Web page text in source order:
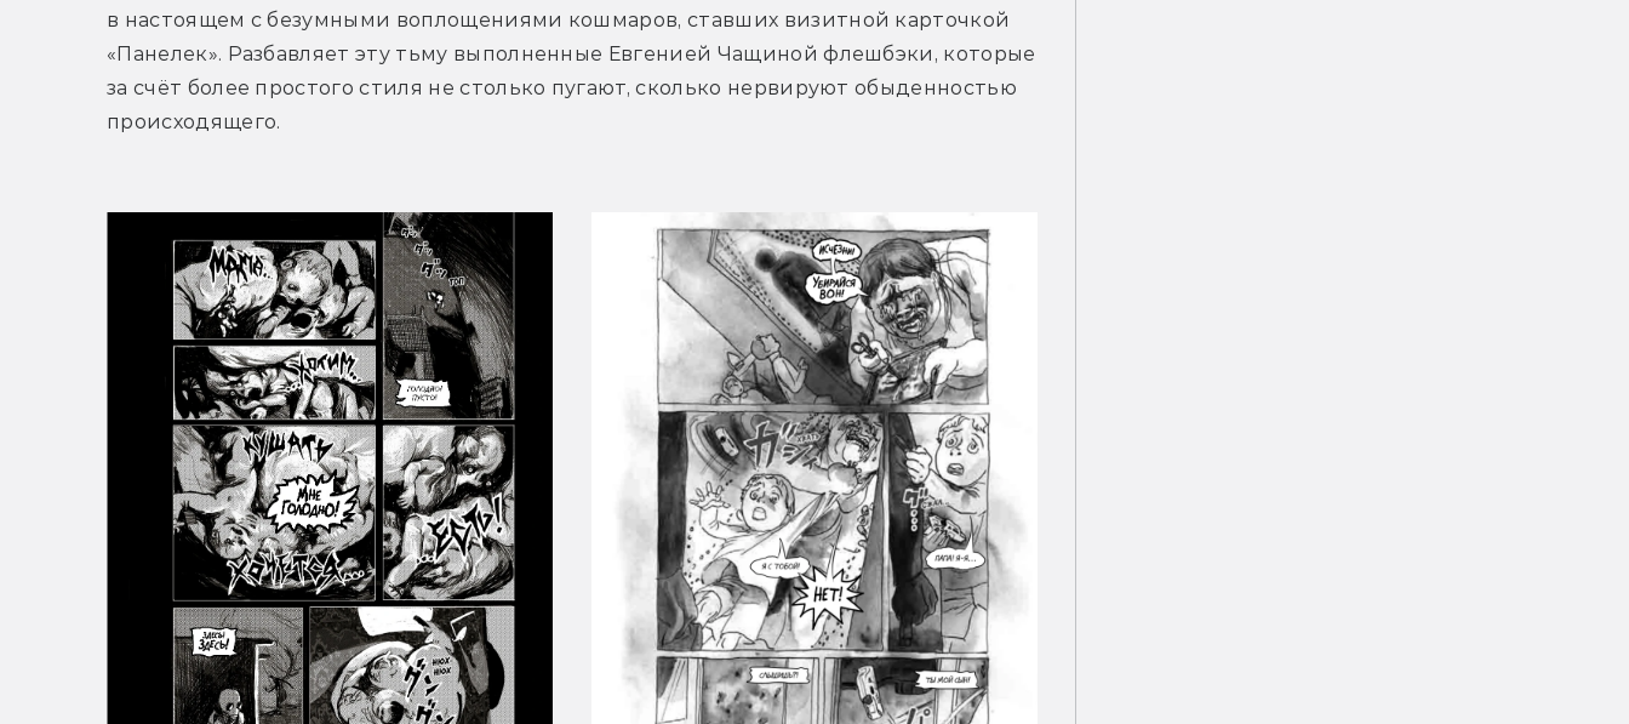
в настоящем с безумными воплощениями кошмаров, ставших визитной карточкой
«Панелек». Разбавляет эту тьму выполненные Евгенией Чащиной флешбэки, которые
за счёт более простого стиля не столько пугают, сколько нервируют обыденностью
происходящего.